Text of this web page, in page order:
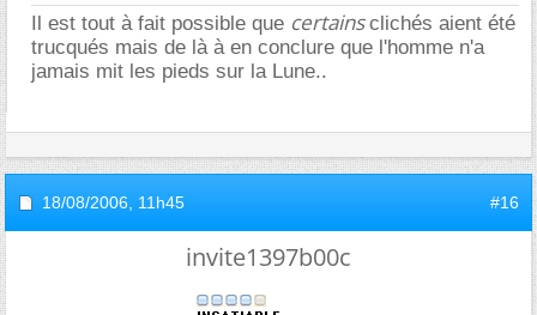
Il est tout à fait possible que certainsclichés aient été
trucqués mais de là à en conclure que l'homme n'a
jamais mit les pieds sur la Lune..
18/08/2006, 11h45 #16
invite1397b00c